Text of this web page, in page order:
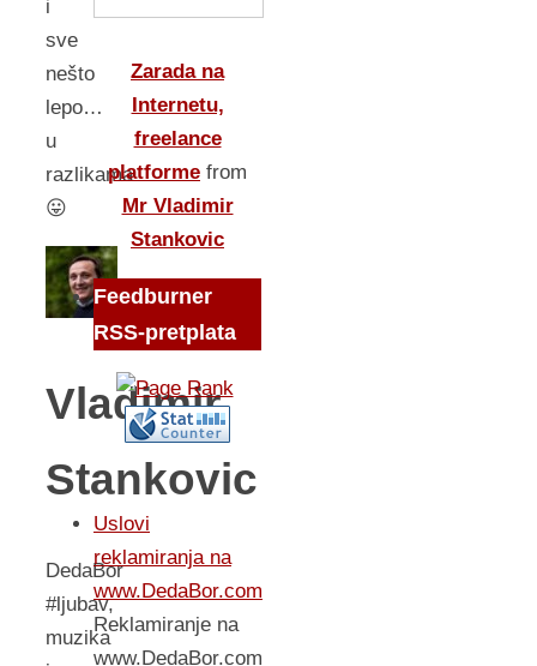
i
sve
nešto
lepo…
u
razlikama
😛
Vladimir
Stankovic
DedaBor
#ljubav,
muzika
Zarada na
Internetu,
freelance
platforme from
Mr Vladimir
Stankovic
Feedburner
RSS-pretplata
Uslovi
reklamiranja na
www.DedaBor.com
Reklamiranje na
www.DedaBor.com